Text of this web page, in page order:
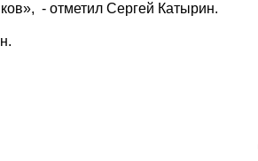
- отметил Сергей Катырин.